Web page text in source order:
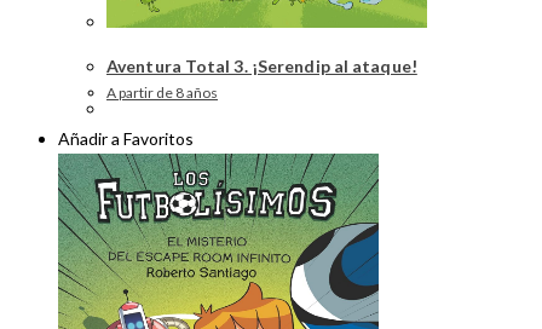
Aventura Total 3. ¡Serendip al ataque!
A partir de 8 años
Añadir a Favoritos